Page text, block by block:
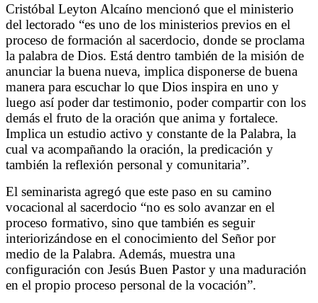
Cristóbal Leyton Alcaíno mencionó que el ministerio
del lectorado “es uno de los ministerios previos en el
proceso de formación al sacerdocio, donde se proclama
la palabra de Dios. Está dentro también de la misión de
anunciar la buena nueva, implica disponerse de buena
manera para escuchar lo que Dios inspira en uno y
luego así poder dar testimonio, poder compartir con los
demás el fruto de la oración que anima y fortalece.
Implica un estudio activo y constante de la Palabra, la
cual va acompañando la oración, la predicación y
también la reflexión personal y comunitaria”.
El seminarista agregó que este paso en su camino
vocacional al sacerdocio “no es solo avanzar en el
proceso formativo, sino que también es seguir
interiorizándose en el conocimiento del Señor por
medio de la Palabra. Además, muestra una
configuración con Jesús Buen Pastor y una maduración
en el propio proceso personal de la vocación”.